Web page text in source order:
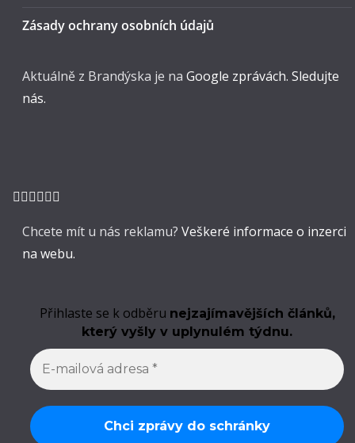
Zásady ochrany osobních údajů
Aktuálně z Brandýska je na Google zprávách. Sledujte
nás.
Chcete mít u nás reklamu? Veškeré informace o inzerci
na webu.
Přihlaste se k odběru nejzajímavějších článků,
který vyšly v uplynulém týdnu.